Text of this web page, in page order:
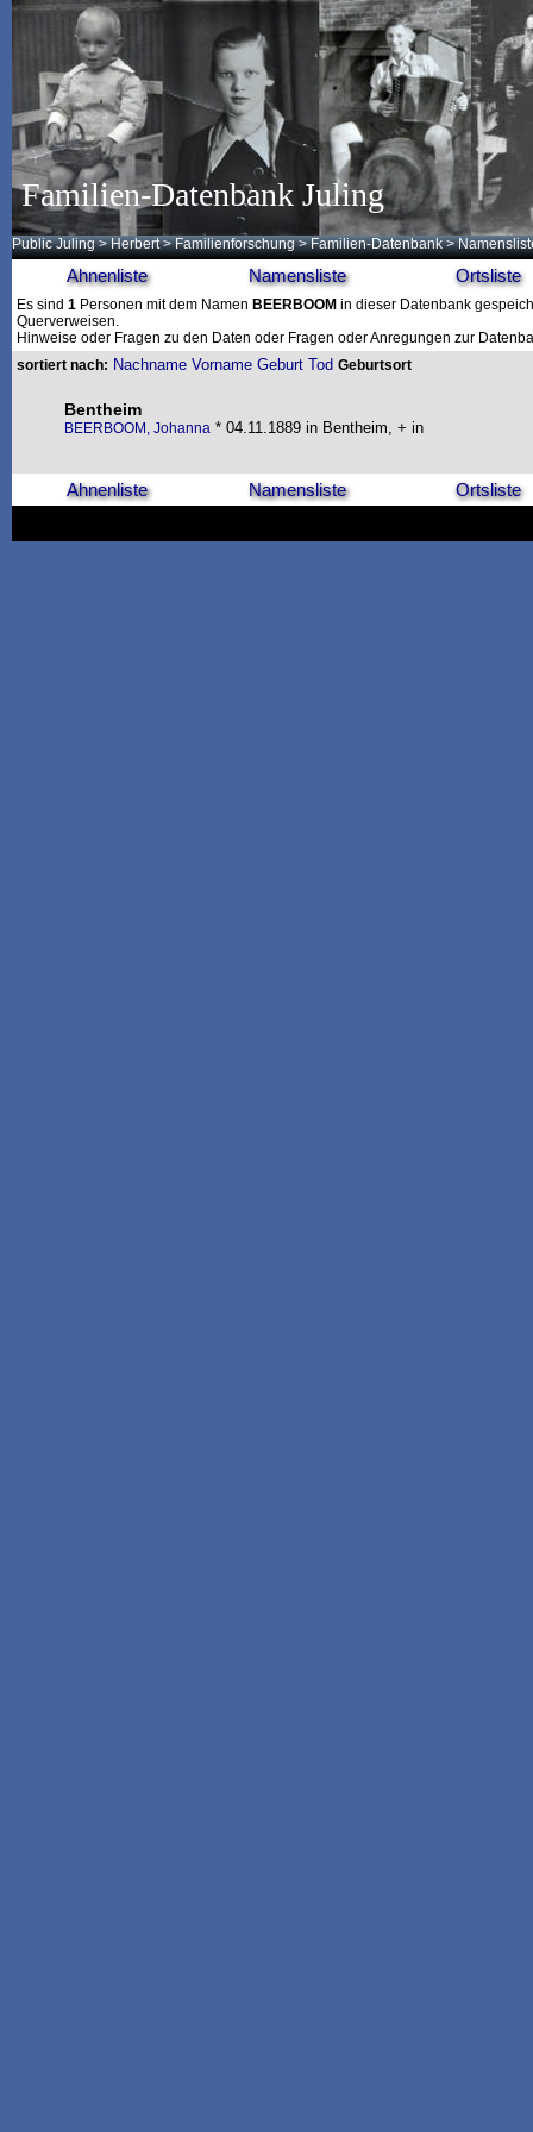
Familien-Datenbank Juling
Public Juling >Herbert >Familienforschung >Familien-Datenbank >
Ahnenliste Namensliste Ortsliste
Es sind 1 Personen mit dem Namen BEERBOOM in dieser Datenbank
Querverweisen.
Hinweise oder Fragen zu den Daten oder Fragen oder Anregungen zur
sortiert nach: Nachname Vorname Geburt Tod Geburtsort
Bentheim
BEERBOOM, Johanna * 04.11.1889 in Bentheim, + in
Ahnenliste Namensliste Ortsliste